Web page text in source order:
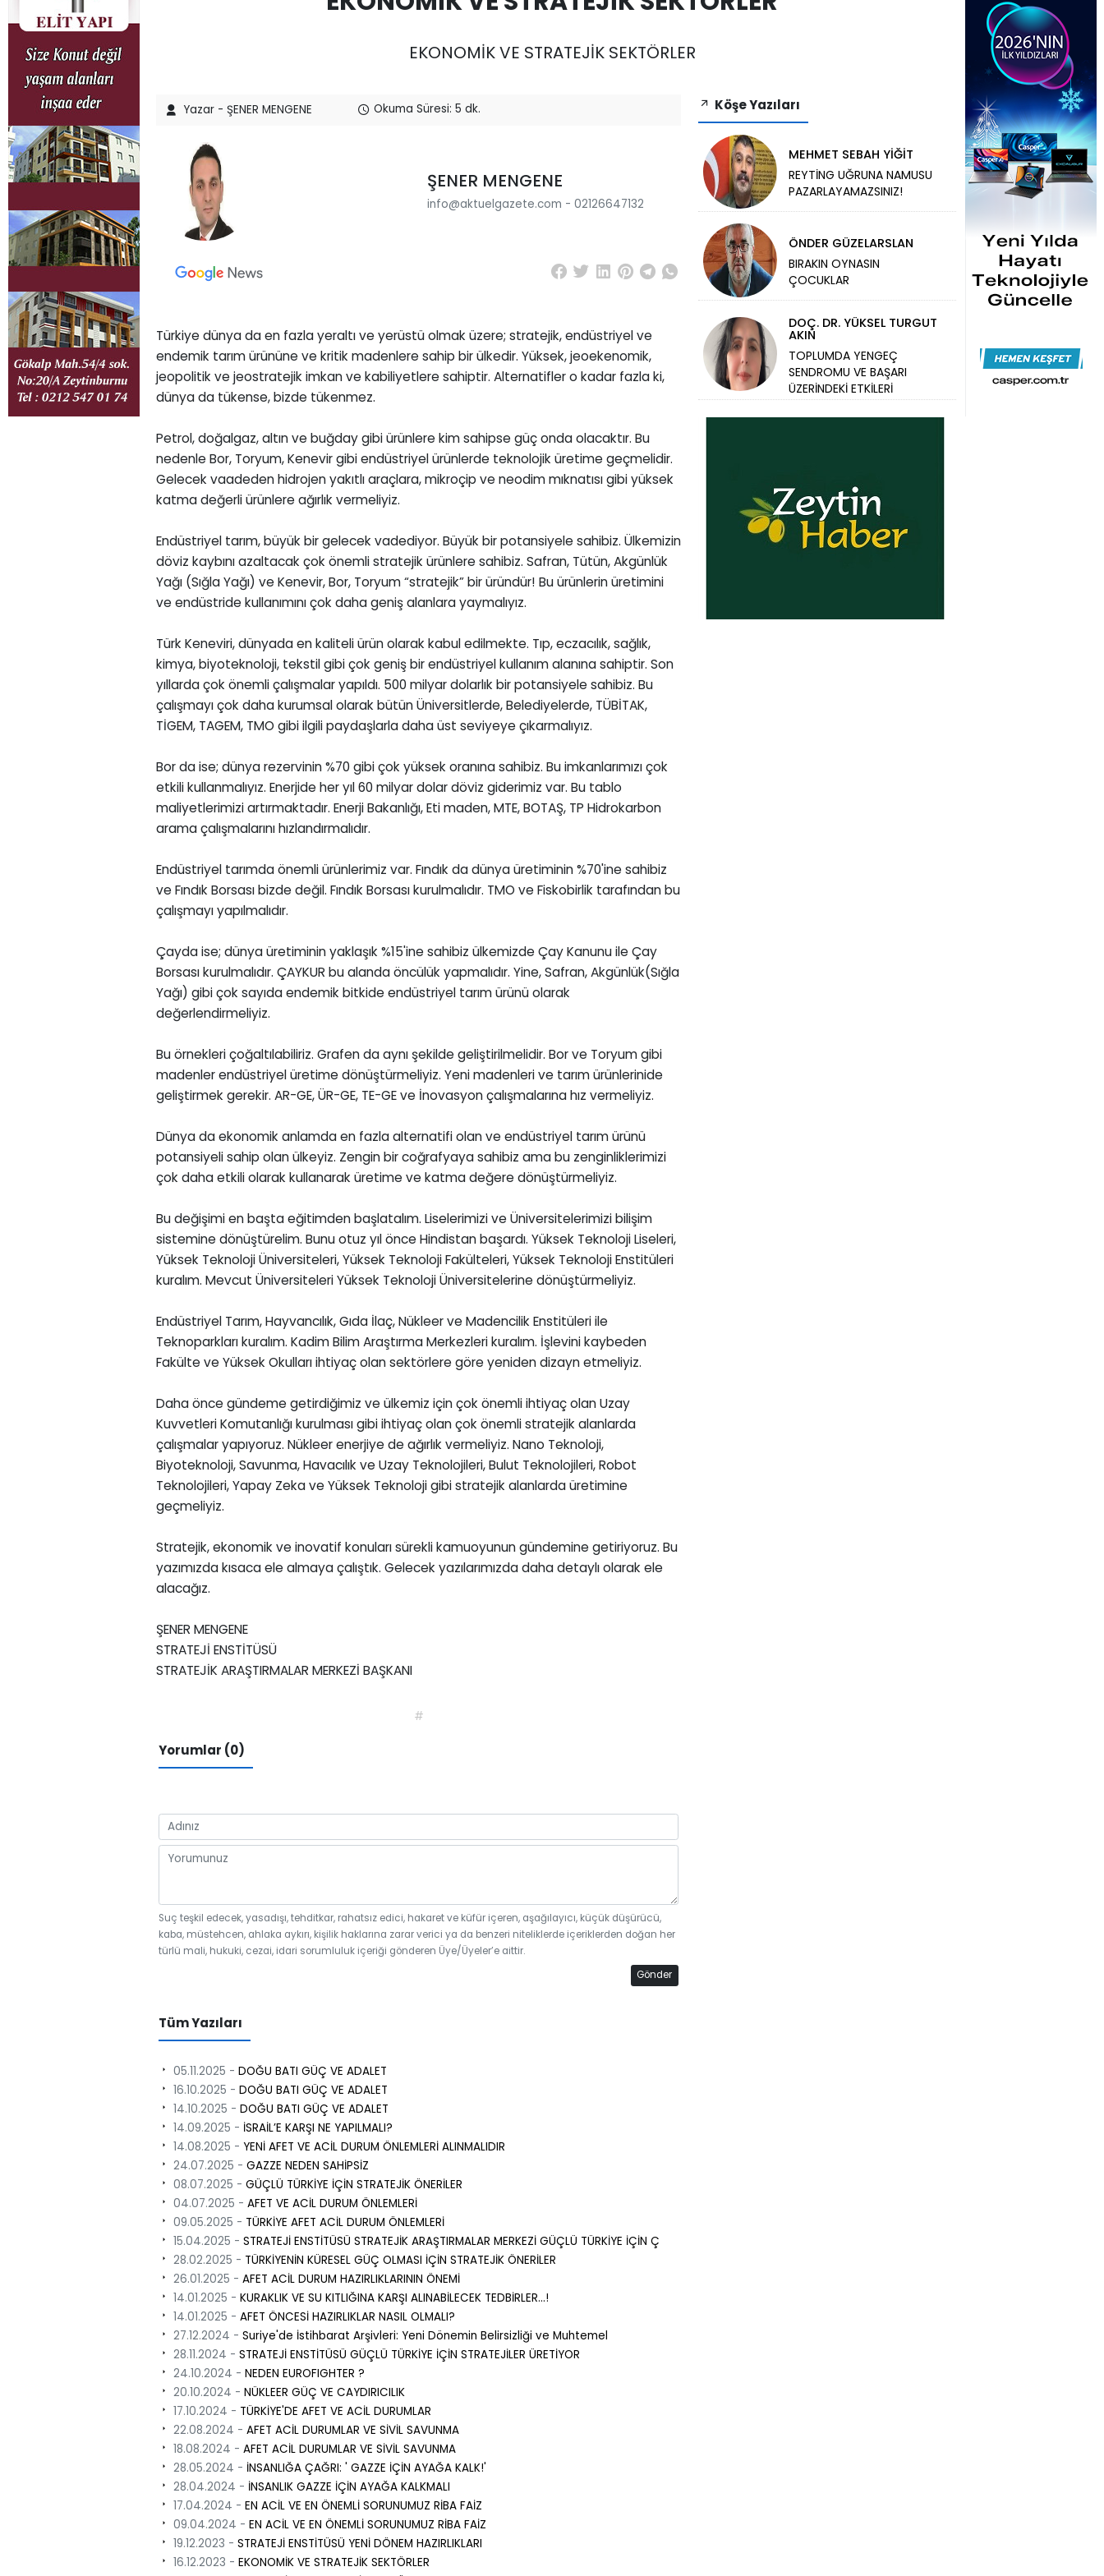
EKONOMİK VE STRATEJİK SEKTÖRLER
Yazar - ŞENER MENGENE Okuma Süresi: 5 dk.
ŞENER MENGENE
info@aktuelgazete.com - 02126647132
Türkiye dünya da en fazla yeraltı ve yerüstü olmak üzere; stratejik, endüstriyel ve
endemik tarım ürününe ve kritik madenlere sahip bir ülkedir. Yüksek, jeoekenomik,
jeopolitik ve jeostratejik imkan ve kabiliyetlere sahiptir. Alternatifler o kadar fazla ki,
dünya da tükense, bizde tükenmez.
Petrol, doğalgaz, altın ve buğday gibi ürünlere kim sahipse güç onda olacaktır. Bu
nedenle Bor, Toryum, Kenevir gibi endüstriyel ürünlerde teknolojik üretime geçmelidir.
Gelecek vaadeden hidrojen yakıtlı araçlara, mikroçip ve neodim mıknatısı gibi yüksek
katma değerli ürünlere ağırlık vermeliyiz.
Endüstriyel tarım, büyük bir gelecek vadediyor. Büyük bir potansiyele sahibiz. Ülkemizin
döviz kaybını azaltacak çok önemli stratejik ürünlere sahibiz. Safran, Tütün, Akgünlük
Yağı (Sığla Yağı) ve Kenevir, Bor, Toryum “stratejik” bir üründür! Bu ürünlerin üretimini
ve endüstride kullanımını çok daha geniş alanlara yaymalıyız.
Türk Keneviri, dünyada en kaliteli ürün olarak kabul edilmekte. Tıp, eczacılık, sağlık,
kimya, biyoteknoloji, tekstil gibi çok geniş bir endüstriyel kullanım alanına sahiptir. Son
yıllarda çok önemli çalışmalar yapıldı. 500 milyar dolarlık bir potansiyele sahibiz. Bu
çalışmayı çok daha kurumsal olarak bütün Üniversitlerde, Belediyelerde, TÜBİTAK,
TİGEM, TAGEM, TMO gibi ilgili paydaşlarla daha üst seviyeye çıkarmalıyız.
Bor da ise; dünya rezervinin %70 gibi çok yüksek oranına sahibiz. Bu imkanlarımızı çok
etkili kullanmalıyız. Enerjide her yıl 60 milyar dolar döviz giderimiz var. Bu tablo
maliyetlerimizi artırmaktadır. Enerji Bakanlığı, Eti maden, MTE, BOTAŞ, TP Hidrokarbon
arama çalışmalarını hızlandırmalıdır.
Endüstriyel tarımda önemli ürünlerimiz var. Fındık da dünya üretiminin %70'ine sahibiz
ve Fındık Borsası bizde değil. Fındık Borsası kurulmalıdır. TMO ve Fiskobirlik tarafından bu
çalışmayı yapılmalıdır.
Çayda ise; dünya üretiminin yaklaşık %15'ine sahibiz ülkemizde Çay Kanunu ile Çay
Borsası kurulmalıdır. ÇAYKUR bu alanda öncülük yapmalıdır. Yine, Safran, Akgünlük(Sığla
Yağı) gibi çok sayıda endemik bitkide endüstriyel tarım ürünü olarak
değerlendirmeliyiz.
Bu örnekleri çoğaltılabiliriz. Grafen da aynı şekilde geliştirilmelidir. Bor ve Toryum gibi
madenler endüstriyel üretime dönüştürmeliyiz. Yeni madenleri ve tarım ürünlerinide
geliştirmek gerekir. AR-GE, ÜR-GE, TE-GE ve İnovasyon çalışmalarına hız vermeliyiz.
Dünya da ekonomik anlamda en fazla alternatifi olan ve endüstriyel tarım ürünü
potansiyeli sahip olan ülkeyiz. Zengin bir coğrafyaya sahibiz ama bu zenginliklerimizi
çok daha etkili olarak kullanarak üretime ve katma değere dönüştürmeliyiz.
Bu değişimi en başta eğitimden başlatalım. Liselerimizi ve Üniversitelerimizi bilişim
sistemine dönüştürelim. Bunu otuz yıl önce Hindistan başardı. Yüksek Teknoloji Liseleri,
Yüksek Teknoloji Üniversiteleri, Yüksek Teknoloji Fakülteleri, Yüksek Teknoloji Enstitüleri
kuralım. Mevcut Üniversiteleri Yüksek Teknoloji Üniversitelerine dönüştürmeliyiz.
Endüstriyel Tarım, Hayvancılık, Gıda İlaç, Nükleer ve Madencilik Enstitüleri ile
Teknoparkları kuralım. Kadim Bilim Araştırma Merkezleri kuralım. İşlevini kaybeden
Fakülte ve Yüksek Okulları ihtiyaç olan sektörlere göre yeniden dizayn etmeliyiz.
Daha önce gündeme getirdiğimiz ve ülkemiz için çok önemli ihtiyaç olan Uzay
Kuvvetleri Komutanlığı kurulması gibi ihtiyaç olan çok önemli stratejik alanlarda
çalışmalar yapıyoruz. Nükleer enerjiye de ağırlık vermeliyiz. Nano Teknoloji,
Biyoteknoloji, Savunma, Havacılık ve Uzay Teknolojileri, Bulut Teknolojileri, Robot
Teknolojileri, Yapay Zeka ve Yüksek Teknoloji gibi stratejik alanlarda üretimine
geçmeliyiz.
Stratejik, ekonomik ve inovatif konuları sürekli kamuoyunun gündemine getiriyoruz. Bu
yazımızda kısaca ele almaya çalıştık. Gelecek yazılarımızda daha detaylı olarak ele
alacağız.
ŞENER MENGENE
STRATEJİ ENSTİTÜSÜ
STRATEJİK ARAŞTIRMALAR MERKEZİ BAŞKANI
#
Yorumlar (0)
Suç teşkil edecek, yasadışı, tehditkar, rahatsız edici, hakaret ve küfür içeren, aşağılayıcı, küçük düşürücü,
kaba, müstehcen, ahlaka aykırı, kişilik haklarına zarar verici ya da benzeri niteliklerde içeriklerden doğan her
türlü mali, hukuki, cezai, idari sorumluluk içeriği gönderen Üye/Üyeler’e aittir.
Gönder
Tüm Yazıları
05.11.2025 - DOĞU BATI GÜÇ VE ADALET
16.10.2025 - DOĞU BATI GÜÇ VE ADALET
14.10.2025 - DOĞU BATI GÜÇ VE ADALET
14.09.2025 - İSRAİL’E KARŞI NE YAPILMALI?
14.08.2025 - YENİ AFET VE ACİL DURUM ÖNLEMLERİ ALINMALIDIR
24.07.2025 - GAZZE NEDEN SAHİPSİZ
08.07.2025 - GÜÇLÜ TÜRKİYE İÇİN STRATEJİK ÖNERİLER
04.07.2025 - AFET VE ACİL DURUM ÖNLEMLERİ
09.05.2025 - TÜRKİYE AFET ACİL DURUM ÖNLEMLERİ
15.04.2025 - STRATEJİ ENSTİTÜSÜ STRATEJİK ARAŞTIRMALAR MERKEZİ GÜÇLÜ TÜRKİYE İÇİN Ç
28.02.2025 - TÜRKİYENİN KÜRESEL GÜÇ OLMASI İÇİN STRATEJİK ÖNERİLER
26.01.2025 - AFET ACİL DURUM HAZIRLIKLARININ ÖNEMİ
14.01.2025 - KURAKLIK VE SU KITLIĞINA KARŞI ALINABİLECEK TEDBİRLER...!
14.01.2025 - AFET ÖNCESİ HAZIRLIKLAR NASIL OLMALI?
27.12.2024 - Suriye'de İstihbarat Arşivleri: Yeni Dönemin Belirsizliği ve Muhtemel
28.11.2024 - STRATEJİ ENSTİTÜSÜ GÜÇLÜ TÜRKİYE İÇİN STRATEJİLER ÜRETİYOR
24.10.2024 - NEDEN EUROFIGHTER ?
20.10.2024 - NÜKLEER GÜÇ VE CAYDIRICILIK
17.10.2024 - TÜRKİYE'DE AFET VE ACİL DURUMLAR
22.08.2024 - AFET ACİL DURUMLAR VE SİVİL SAVUNMA
18.08.2024 - AFET ACİL DURUMLAR VE SİVİL SAVUNMA
28.05.2024 - İNSANLIĞA ÇAĞRI: ' GAZZE İÇİN AYAĞA KALK!'
28.04.2024 - İNSANLIK GAZZE İÇİN AYAĞA KALKMALI
17.04.2024 - EN ACİL VE EN ÖNEMLİ SORUNUMUZ RİBA FAİZ
09.04.2024 - EN ACİL VE EN ÖNEMLİ SORUNUMUZ RİBA FAİZ
19.12.2023 - STRATEJİ ENSTİTÜSÜ YENİ DÖNEM HAZIRLIKLARI
16.12.2023 - EKONOMİK VE STRATEJİK SEKTÖRLER
Köşe Yazıları
MEHMET SEBAH YİĞİT
REYTİNG UĞRUNA NAMUSU
PAZARLAYAMAZSINIZ!
ÖNDER GÜZELARSLAN
BIRAKIN OYNASIN
ÇOCUKLAR
DOÇ. DR. YÜKSEL TURGUT
AKIN
TOPLUMDA YENGEÇ
SENDROMU VE BAŞARI
ÜZERİNDEKİ ETKİLERİ